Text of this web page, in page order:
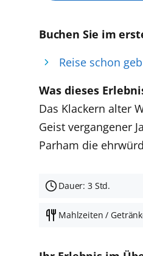
Buchen Sie im
Reise schon
Was dieses
Das Klackern alter
Geist vergangener
Parham die
Dauer: 3 Std.
Mahlzeiten /